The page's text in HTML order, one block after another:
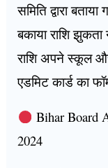
समिति द्वारा
बकाया राशि झुकता
राशि अपने स्कूल
एडमिट कार्ड का
Bihar Board
2024